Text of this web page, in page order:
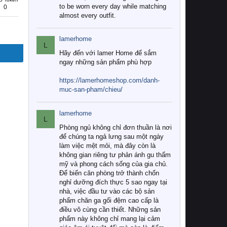
0
to be worn every day while matching
almost every outfit.
L
lamerhome
Hãy đến với lamer Home để sắm
ngay những sản phẩm phù hợp
https://lamerhomeshop.com/danh-
muc-san-pham/chieu/
L
lamerhome
Phòng ngủ không chỉ đơn thuần là nơi
để chúng ta ngả lưng sau một ngày
làm việc mệt mỏi, mà đây còn là
không gian riêng tư phản ánh gu thẩm
mỹ và phong cách sống của gia chủ.
Để biến căn phòng trở thành chốn
nghỉ dưỡng đích thực 5 sao ngay tại
nhà, việc đầu tư vào các bộ sản
phẩm chăn ga gối đệm cao cấp là
điều vô cùng cần thiết. Những sản
phẩm này không chỉ mang lại cảm